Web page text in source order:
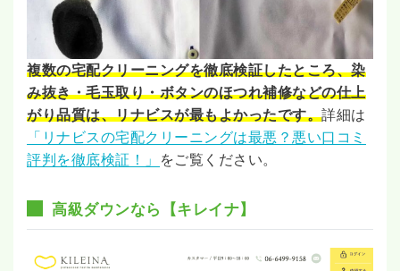
複数の宅配クリーニングを徹底検証したところ、染
み抜き・毛玉取り・ボタンのほつれ補修などの仕上
がり品質は、リナビスが最もよかったです。詳細は
「リナビスの宅配クリーニングは最悪？悪い口コミ
評判を徹底検証！」
をご覧ください。
高級ダウンなら【キレイナ】